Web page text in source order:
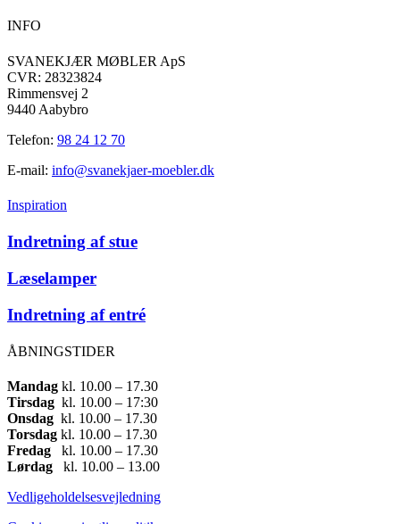
INFO
SVANEKJÆR MØBLER ApS
CVR: 28323824
Rimmensvej 2
9440 Aabybro
Telefon: 98 24 12 70
E-mail: info@svanekjaer-moebler.dk
Inspiration
Indretning af stue
Læselamper
Indretning af entré
ÅBNINGSTIDER
Mandag ​ kl. 10.00 – 17.30​
Tirsdag ​ kl. 10.00 – 17:30​
Onsdag ​ kl. 10.00 – 17.30​
Torsdag ​ kl. 10.00 – 17.30​
Fredag ​ kl. 10.00 – 17.30​
Lørdag ​ kl. 10.00 – 13.00
Vedligeholdelsesvejledning